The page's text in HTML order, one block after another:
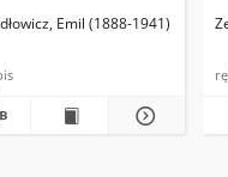
Emil (1888-1941)